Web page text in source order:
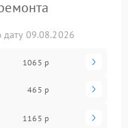
09.08.2026
1065 р
465 р
1165 р